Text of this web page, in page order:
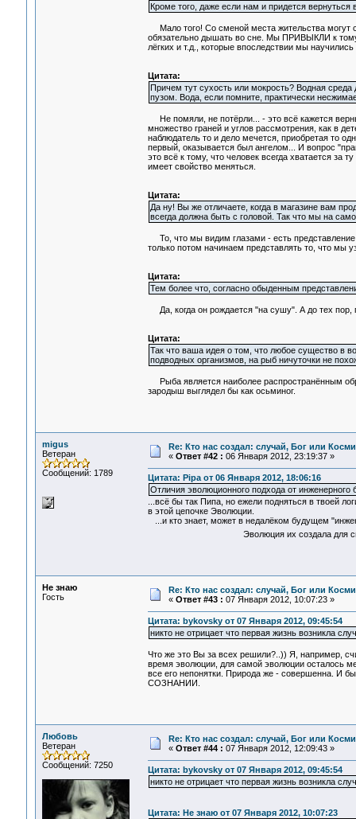
Кроме того, даже если нам и придется
Мало того! Со сменой места жительства могут
обязательно дышать во сне. Мы ПРИВЫКЛИ к тому,
лёгких и т.д., которые впоследствии мы научились
Цитата:
Причем тут сухость или мокрость? Водная
пузом. Вода, если помните, практически
Не помяли, не потёрли... - это всё кажется
множество граней и углов рассмотрения, как в
наблюдатель то и дело мечется, приобретая то
первый, оказывается был ангелом... И вопрос
это всё к тому, что человек всегда хватается за
имеет свойство меняться.
Цитата:
Да ну! Вы же отличаете, когда в магазине вам
всегда должна быть с головой. Так что мы на
То, что мы видим глазами - есть
только потом начинаем представлять то, что мы
Цитата:
Тем более что, согласно обыденным
Да, когда он рождается "на сушу". А до тех пор,
Цитата:
Так что ваша идея о том, что любое существо в
подводных организмов, на рыб ничуточки не
Рыба является наиболее распространённым
зародыш выглядел бы как осьминог.
migus
Ветеран
Сообщений: 1789
Re: Кто нас создал: случай, Бог или
« Ответ #42 : 06 Января 2012, 23:19:37 »
Цитата: Pipa от 06 Января 2012, 18:06:16
Отличия эволюционного подхода от инженерного
...всё бы так Пипа, но ежели подняться в твоей
в этой цепочке Эволюции.
...и кто знает, может в недалёком будущем
Эволюция их создала для своей
Не знаю
Гость
Re: Кто нас создал: случай, Бог или
« Ответ #43 : 07 Января 2012, 10:07:23 »
Цитата: bykovsky от 07 Января 2012, 09:45:54
никто не отрицает что первая жизнь возникла
Что же это Вы за всех решили?..)) Я, например,
время эволюции, для самой эволюции осталось
все его непонятки. Природа же - совершенна. И
СОЗНАНИИ.
Любовь
Ветеран
Сообщений: 7250
Re: Кто нас создал: случай, Бог или
« Ответ #44 : 07 Января 2012, 12:09:43 »
Цитата: bykovsky от 07 Января 2012, 09:45:54
никто не отрицает что первая жизнь возникла
Цитата: Не знаю от 07 Января 2012, 10:07:23